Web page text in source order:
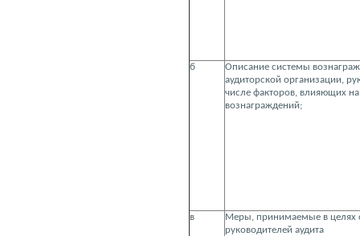
б
Описание системы
аудиторской организации,
числе факторов, влияющих
вознаграждений;
в
Меры, принимаемые в целях
руководителей аудита